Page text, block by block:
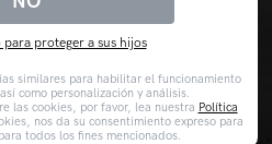
para proteger a sus hijos
similares para habilitar el funcionamiento
como personalización y análisis.
las cookies, por favor, lea nuestra Política
nos da su consentimiento expreso para
todos los fines mencionados.